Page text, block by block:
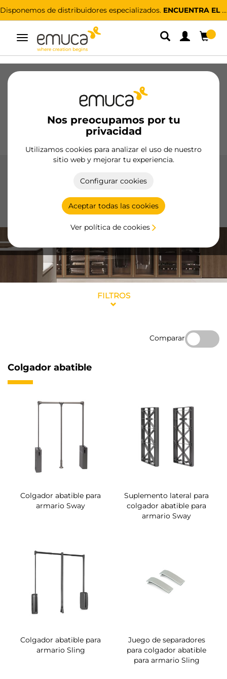
Disponemos de distribuidores especializados. ENCUENTRA EL MÁS CERCANO
Alternar
navegación
Nos preocupamos por tu
privacidad
Utilizamos cookies para analizar el uso de nuestro
sitio web y mejorar tu experiencia.
Configurar cookies
Aceptar todas las cookies
Ver política de cookies
Bisagras
Cocina Montaje
Bases Expositores
Accesorios para armario
con soluciones inteligentes y de alta calidad. Organización
perfecta y diseño funcional.
FILTROS
Comparar
Colgador abatible
Colgador abatible para
armario Sway
Suplemento lateral para
colgador abatible para
armario Sway
Colgador abatible para
armario Sling
Juego de separadores
para colgador abatible
para armario Sling